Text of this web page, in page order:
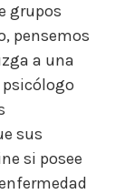
grupos
pensemos
a una
sus
si posee